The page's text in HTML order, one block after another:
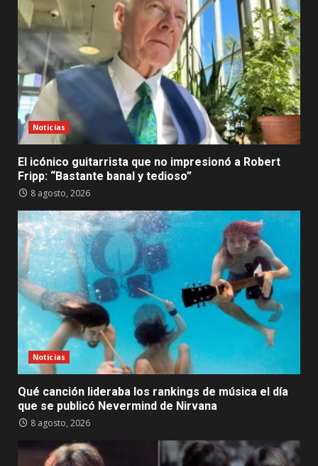
Noticias
El icónico guitarrista que no impresionó a Robert
Fripp: “Bastante banal y tedioso”
8 agosto, 2026
Noticias
Qué canción lideraba los rankings de música el día
que se publicó Nevermind de Nirvana
8 agosto, 2026